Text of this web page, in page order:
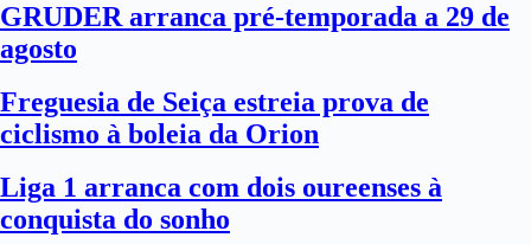
GRUDER arranca pré-temporada a 29 de
agosto
Freguesia de Seiça estreia prova de
ciclismo à boleia da Orion
Liga 1 arranca com dois oureenses à
conquista do sonho